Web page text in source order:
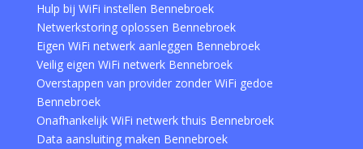
Hulp bij WiFi instellen Bennebroek
Netwerkstoring oplossen Bennebroek
Eigen WiFi netwerk aanleggen Bennebroek
Veilig eigen WiFi netwerk Bennebroek
Overstappen van provider zonder WiFi gedoe
Bennebroek
Onafhankelijk WiFi netwerk thuis Bennebroek
Data aansluiting maken Bennebroek